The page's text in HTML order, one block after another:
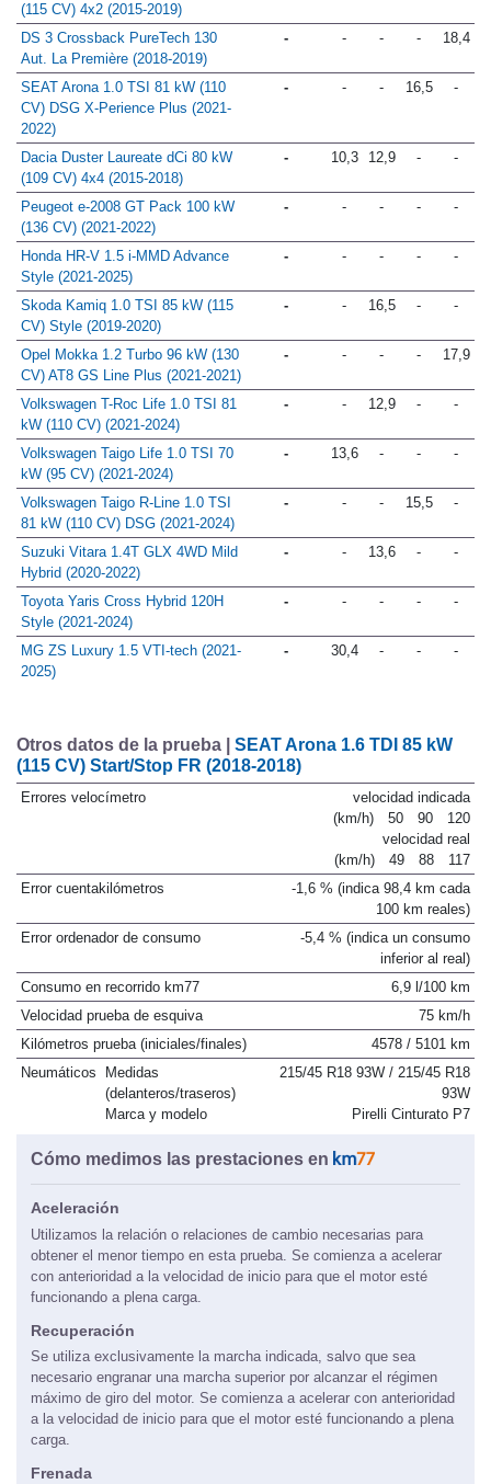
(115 CV) 4x2 (2015-2019)
DS 3 Crossback PureTech 130
Aut. La Première (2018-2019)
- - - - 18,4
SEAT Arona 1.0 TSI 81 kW (110
CV) DSG X-Perience Plus (2021-
2022)
- - - 16,5 -
Dacia Duster Laureate dCi 80 kW
(109 CV) 4x4 (2015-2018)
- 10,3 12,9 - -
Peugeot e-2008 GT Pack 100 kW
(136 CV) (2021-2022)
- - - - -
Honda HR-V 1.5 i-MMD Advance
Style (2021-2025)
- - - - -
Skoda Kamiq 1.0 TSI 85 kW (115
CV) Style (2019-2020)
- - 16,5 - -
Opel Mokka 1.2 Turbo 96 kW (130
CV) AT8 GS Line Plus (2021-2021)
- - - - 17,9
Volkswagen T-Roc Life 1.0 TSI 81
kW (110 CV) (2021-2024)
- - 12,9 - -
Volkswagen Taigo Life 1.0 TSI 70
kW (95 CV) (2021-2024)
- 13,6 - - -
Volkswagen Taigo R-Line 1.0 TSI
81 kW (110 CV) DSG (2021-2024)
- - - 15,5 -
Suzuki Vitara 1.4T GLX 4WD Mild
Hybrid (2020-2022)
- - 13,6 - -
Toyota Yaris Cross Hybrid 120H
Style (2021-2024)
- - - - -
MG ZS Luxury 1.5 VTI-tech (2021-
2025)
- 30,4 - - -
Otros datos de la prueba | SEAT Arona 1.6 TDI 85 kW
(115 CV) Start/Stop FR (2018-2018)
Errores velocímetro
velocidad indicada
(km/h)
50 90
120
velocidad real
(km/h)
49 88
117
Error cuentakilómetros
-1,6 % (indica 98,4 km cada
100 km reales)
Error ordenador de consumo
-5,4 % (indica un consumo
inferior al real)
Consumo en recorrido km77
6,9 l/100 km
Velocidad prueba de esquiva
75 km/h
Kilómetros prueba (iniciales/finales)
4578 / 5101 km
Neumáticos
Medidas
(delanteros/traseros)
Marca y modelo
215/45 R18 93W / 215/45 R18
93W
Pirelli Cinturato P7
Cómo medimos las prestaciones en
Aceleración
Utilizamos la relación o relaciones de cambio necesarias para
obtener el menor tiempo en esta prueba. Se comienza a acelerar
con anterioridad a la velocidad de inicio para que el motor esté
funcionando a plena carga.
Recuperación
Se utiliza exclusivamente la marcha indicada, salvo que sea
necesario engranar una marcha superior por alcanzar el régimen
máximo de giro del motor. Se comienza a acelerar con anterioridad
a la velocidad de inicio para que el motor esté funcionando a plena
carga.
Frenada